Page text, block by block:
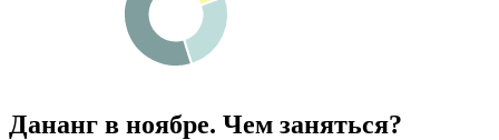
Дананг в ноябре. Чем заняться?